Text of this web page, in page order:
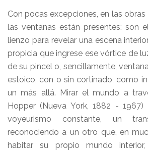
Con pocas excepciones, en las obras
las ventanas están presentes: son
lienzo para revelar una escena
propicia que ingrese ese vórtice de
de su pincel o, sencillamente,
estoico, con o sin cortinado, como
un más allá. Mirar el mundo a
Hopper (Nueva York, 1882 -
voyeurismo constante, un
reconociendo a un otro que, en
habitar su propio mundo